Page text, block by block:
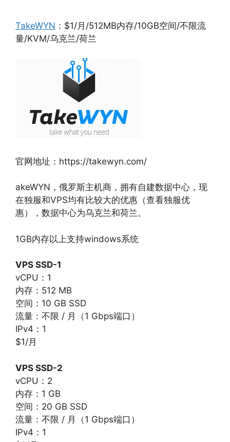
TakeWYN ：$1/月/512MB内存/10GB空间/不限流
量/KVM/乌克兰/荷兰
官网地址：https://takewyn.com/
akeWYN，俄罗斯主机商，拥有自建数据中心，现
在独服和VPS均有比较大的优惠（查看独服优
惠），数据中心为乌克兰和荷兰。
1GB内存以上支持windows系统
VPS SSD-1
vCPU：1
内存：512 MB
空间：10 GB SSD
流量：不限 / 月（1 Gbps端口）
IPv4：1
$1/月
VPS SSD-2
vCPU：2
内存：1 GB
空间：20 GB SSD
流量：不限 / 月（1 Gbps端口）
IPv4：1